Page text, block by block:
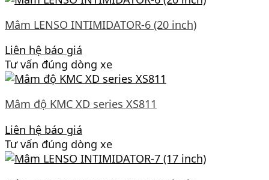
Mâm LENSO INTIMIDATOR-6 (20 inch)
Liên hệ báo giá
Tư vấn đúng dòng xe
Mâm độ KMC XD series XS811
Liên hệ báo giá
Tư vấn đúng dòng xe